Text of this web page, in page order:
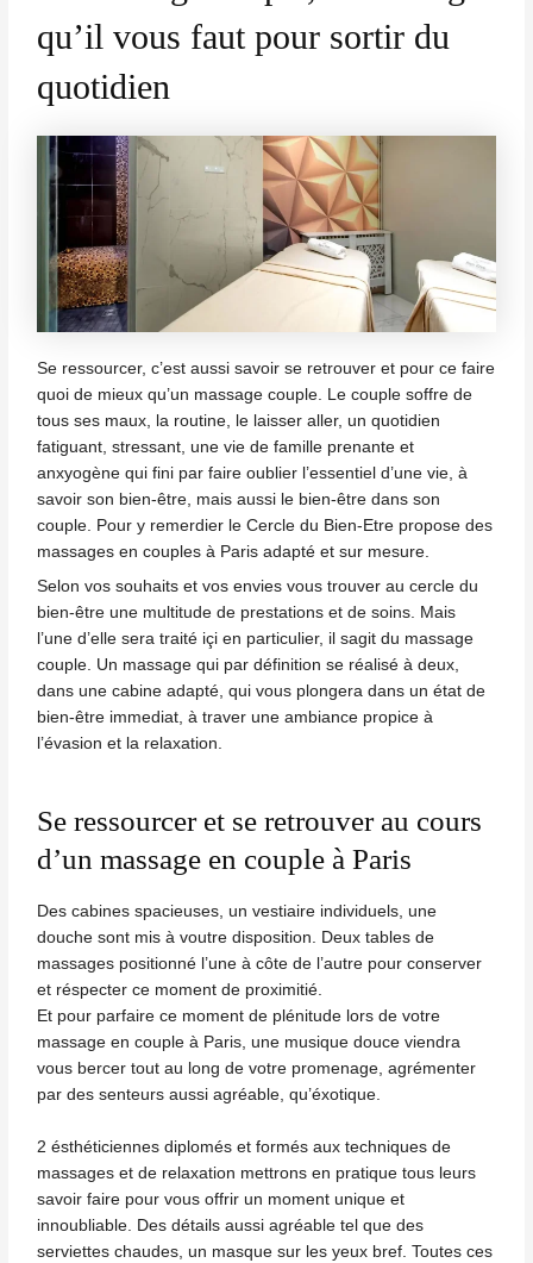
qu’il vous faut pour sortir du
quotidien
Se ressourcer, c’est aussi savoir se retrouver et pour ce faire
quoi de mieux qu’un massage couple. Le couple soffre de
tous ses maux, la routine, le laisser aller, un quotidien
fatiguant, stressant, une vie de famille prenante et
anxyogène qui fini par faire oublier l’essentiel d’une vie, à
savoir son bien-être, mais aussi le bien-être dans son
couple. Pour y remerdier le Cercle du Bien-Etre propose des
massages en couples à Paris adapté et sur mesure.
Selon vos souhaits et vos envies vous trouver au cercle du
bien-être une multitude de prestations et de soins. Mais
l’une d’elle sera traité içi en particulier, il sagit du massage
couple. Un massage qui par définition se réalisé à deux,
dans une cabine adapté, qui vous plongera dans un état de
bien-être immediat, à traver une ambiance propice à
l’évasion et la relaxation.
Se ressourcer et se retrouver au cours
d’un massage en couple à Paris
Des cabines spacieuses, un vestiaire individuels, une
douche sont mis à voutre disposition. Deux tables de
massages positionné l’une à côte de l’autre pour conserver
et réspecter ce moment de proximitié.
Et pour parfaire ce moment de plénitude lors de votre
massage en couple à Paris, une musique douce viendra
vous bercer tout au long de votre promenage, agrémenter
par des senteurs aussi agréable, qu’éxotique.
2 ésthéticiennes diplomés et formés aux techniques de
massages et de relaxation mettrons en pratique tous leurs
savoir faire pour vous offrir un moment unique et
innoubliable. Des détails aussi agréable tel que des
serviettes chaudes, un masque sur les yeux bref. Toutes ces